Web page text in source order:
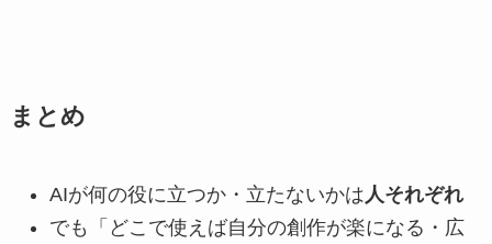
まとめ
AIが何の役に立つか・立たないかは 人それぞれ
でも「どこで使えば自分の創作が楽になる・広